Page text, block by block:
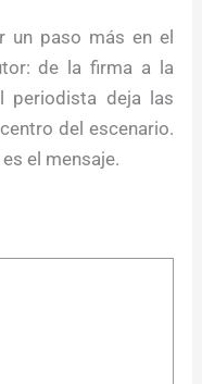
un paso más en el
de la firma a la
periodista deja las
del escenario.
el mensaje.